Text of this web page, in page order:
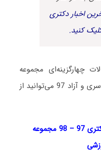
اخبار دکتری
کنید.
چهارگزینه‌ای مجموعه
مدیریت آموزشی کنکور دکتری سراسری و آزاد 97 می‌توانید از
دانلود دفترچه سؤالات کنکور دکتری 97 – 98 مجموعه